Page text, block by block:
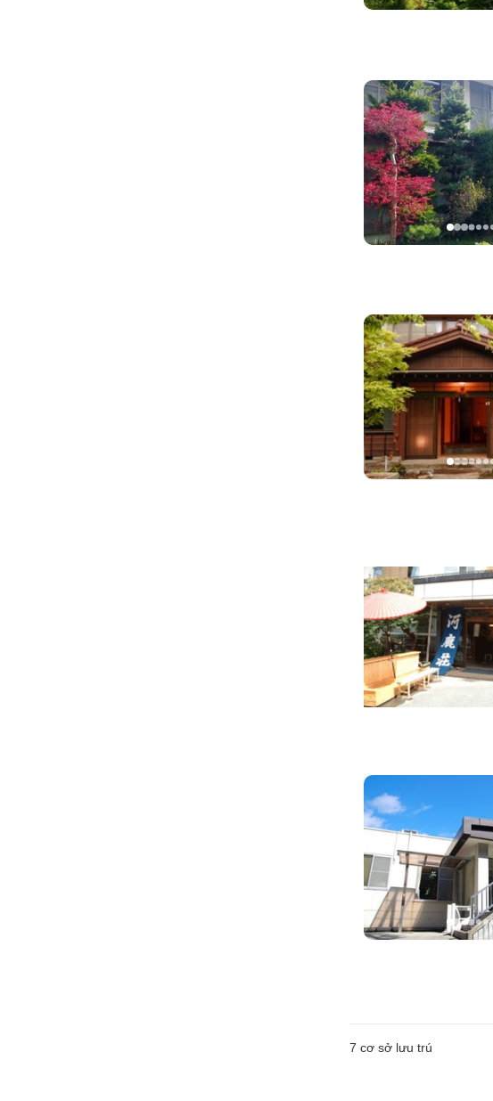
7 cơ sở lưu trú